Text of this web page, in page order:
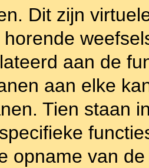
Dit zijn
aan de
aan elke
Tien staan
opname van